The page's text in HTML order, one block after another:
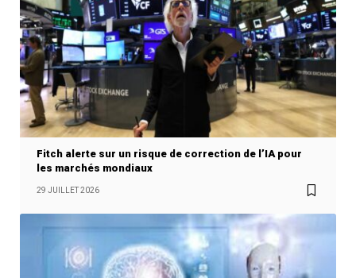
Fitch alerte sur un risque de correction de l’IA pour
les marchés mondiaux
29 JUILLET 2026